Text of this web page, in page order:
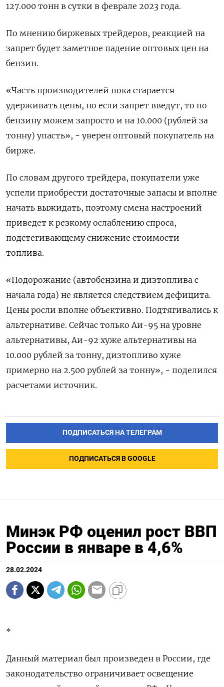
127.000 тонн в сутки в феврале 2023 года.
По мнению биржевых трейдеров, реакцией на
запрет будет заметное падение оптовых цен на
бензин.
«Часть производителей пока старается
удерживать цены, но если запрет введут, то по
бензину можем запросто и на 10.000 (рублей за
тонну) упасть», - уверен оптовый покупатель на
бирже.
По словам другого трейдера, покупатели уже
успели приобрести достаточные запасы и вполне
начать выжидать, поэтому смена настроений
приведет к резкому ослаблению спроса,
подстегивающему снижение стоимости
топлива.
«Подорожание (автобензина и дизтоплива с
начала года) не является следствием дефицита.
Цены росли вполне объективно. Подтягивались к
альтернативе. Сейчас только Аи-95 на уровне
альтернативы, Аи-92 хуже альтернативы на
10.000 рублей за тонну, дизтопливо хуже
примерно на 2.500 рублей за тонну», - поделился
расчетами источник.
ПОДПИСАТЬСЯ НА ТЕЛЕГРАМ
ПОДПИСАТЬСЯ В GOOGLE
Минэк РФ оценил рост ВВП
России в январе в 4,6%
28.02.2024
*
Данный материал был произведен в России, где
законодательство ограничивает освещение